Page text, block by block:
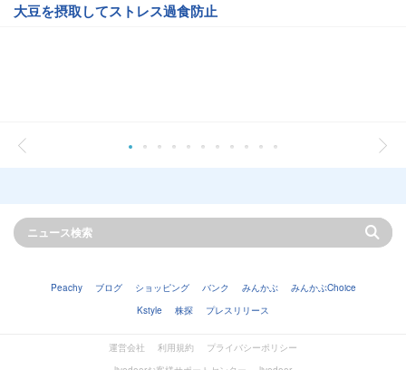
大豆を摂取してストレス過食防止
Peachy ブログ ショッピング バンク みんかぶ
みんかぶChoice
Kstyle
株探 プレスリリース
運営会社 利用規約
プライバシーポリシー